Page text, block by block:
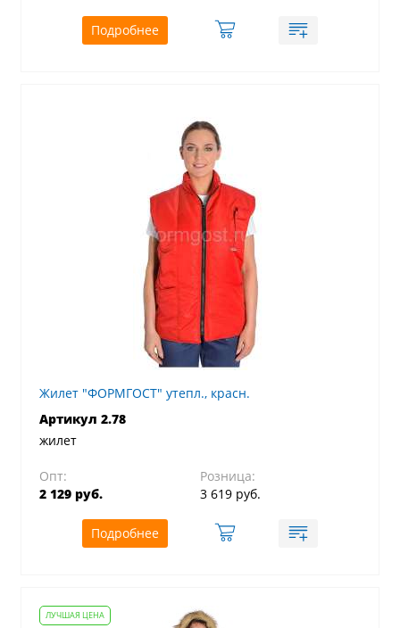
Подробнее
Жилет "ФОРМГОСТ" утепл., красн.
Артикул 2.78
жилет
Опт:
2 129 руб.
Розница:
3 619 руб.
Подробнее